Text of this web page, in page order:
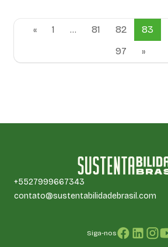
« 1 … 81 82 83
97
»
+5527999667343
contato@sustentabilidadebrasil.com
Siga-nos